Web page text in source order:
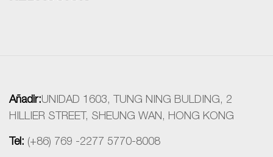
Añadir:UNIDAD 1603, TUNG NING BULDING, 2
HILLIER STREET, SHEUNG WAN, HONG KONG
Tel: (+86) 769 -2277 5770-8008